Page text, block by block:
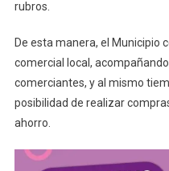
rubros.
De esta manera, el Municipio
comercial local,
comerciantes, y al mismo
posibilidad de realizar
ahorro.